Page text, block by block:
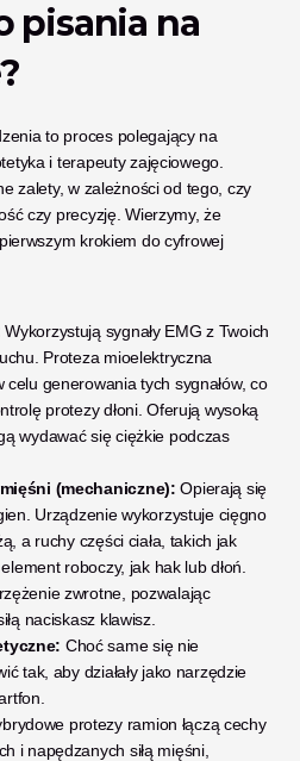
pisania na
to proces polegający na
i terapeuty zajęciowego.
zalety, w zależności od tego, czy
czy precyzję. Wierzymy, że
krokiem do cyfrowej
Wykorzystują sygnały EMG z Twoich
Proteza mioelektryczna
generowania tych sygnałów, co
protezy dłoni. Oferują wysoką
wydawać się ciężkie podczas
(mechaniczne): Opierają się
Urządzenie wykorzystuje cięgno
a ruchy części ciała, takich jak
roboczy, jak hak lub dłoń.
zwrotne, pozwalając
naciskasz klawisz.
Choć same się nie
tak, aby działały jako narzędzie
protezy ramion łączą cechy
i napędzanych siłą mięśni,